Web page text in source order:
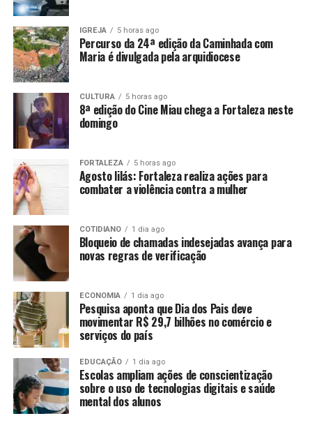
IGREJA 5 horas ago
Percurso da 24ª edição da Caminhada com
Maria é divulgada pela arquidiocese
CULTURA 5 horas ago
8ª edição do Cine Miau chega a Fortaleza neste
domingo
FORTALEZA 5 horas ago
Agosto lilás: Fortaleza realiza ações para
combater a violência contra a mulher
COTIDIANO 1 dia ago
Bloqueio de chamadas indesejadas avança para
novas regras de verificação
ECONOMIA 1 dia ago
Pesquisa aponta que Dia dos Pais deve
movimentar R$ 29,7 bilhões no comércio e
serviços do país
EDUCAÇÃO 1 dia ago
Escolas ampliam ações de conscientização
sobre o uso de tecnologias digitais e saúde
mental dos alunos